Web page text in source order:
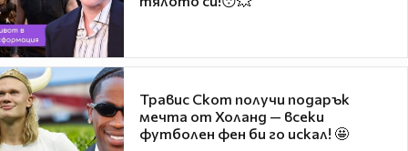
Травис Скот получи подарък
мечта от Холанд — всеки
футболен фен би го искал! 🤩